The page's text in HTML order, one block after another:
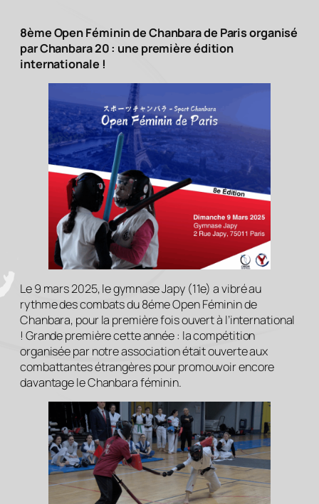
8ème Open Féminin de Chanbara de Paris organisé
par Chanbara 20 : une première édition
internationale !
Le 9 mars 2025, le gymnase Japy (11e) a vibré au
rythme des combats du 8éme Open Féminin de
Chanbara, pour la première fois ouvert à l’international
! Grande première cette année : la compétition
organisée par notre association était ouverte aux
combattantes étrangères pour promouvoir encore
davantage le Chanbara féminin.